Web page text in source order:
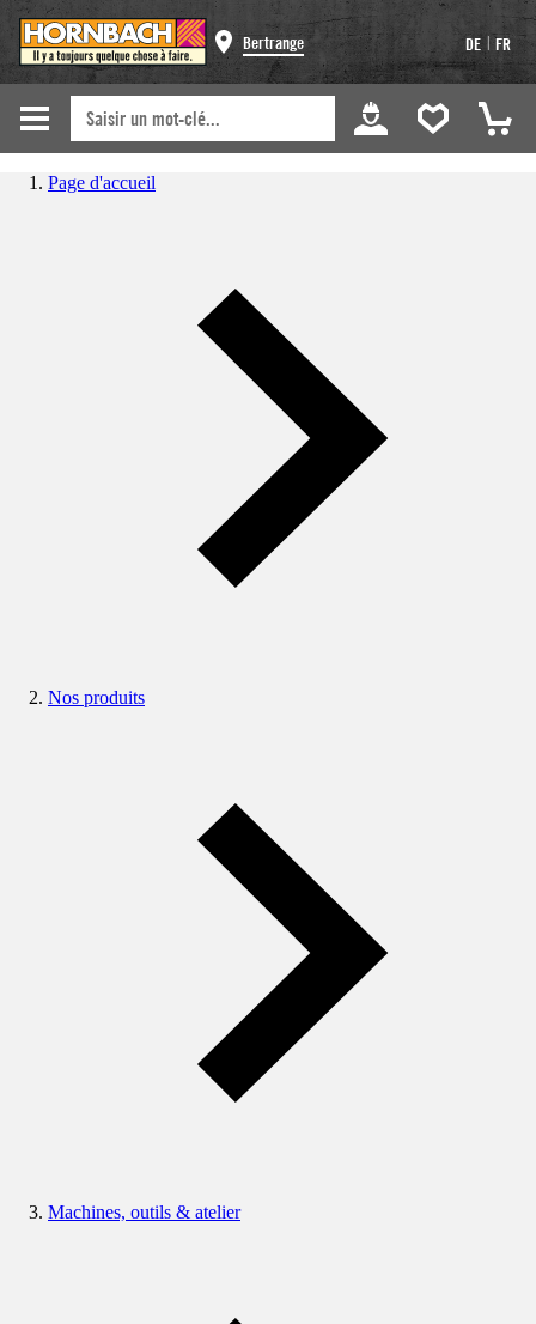
Bertrange DE | FR
Page d'accueil
Nos produits
Machines, outils & atelier